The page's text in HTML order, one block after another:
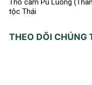
Thổ cẩm Pù Luông
tộc Thái
THEO DÕI CHÚNG